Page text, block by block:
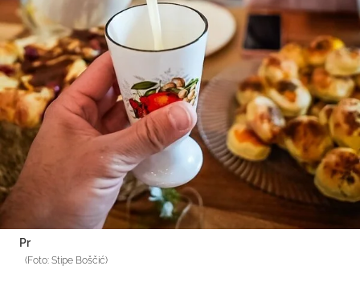
Pr
(Foto: Stipe Boščić)